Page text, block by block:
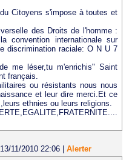
Citoyens s'impose à toutes et
des Droits de l'homme :
convention internationale sur
discrimination raciale: O N U 7
me léser,tu m'enrichis" Saint
français.
ou résistants nous nous
et leur dire merci.Et ce
ethnies ou leurs religions.
11/2010 22:06
Alerter